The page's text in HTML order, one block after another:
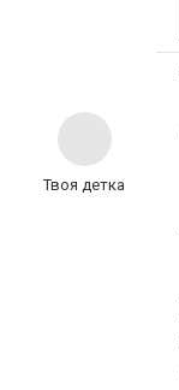
Твоя детка